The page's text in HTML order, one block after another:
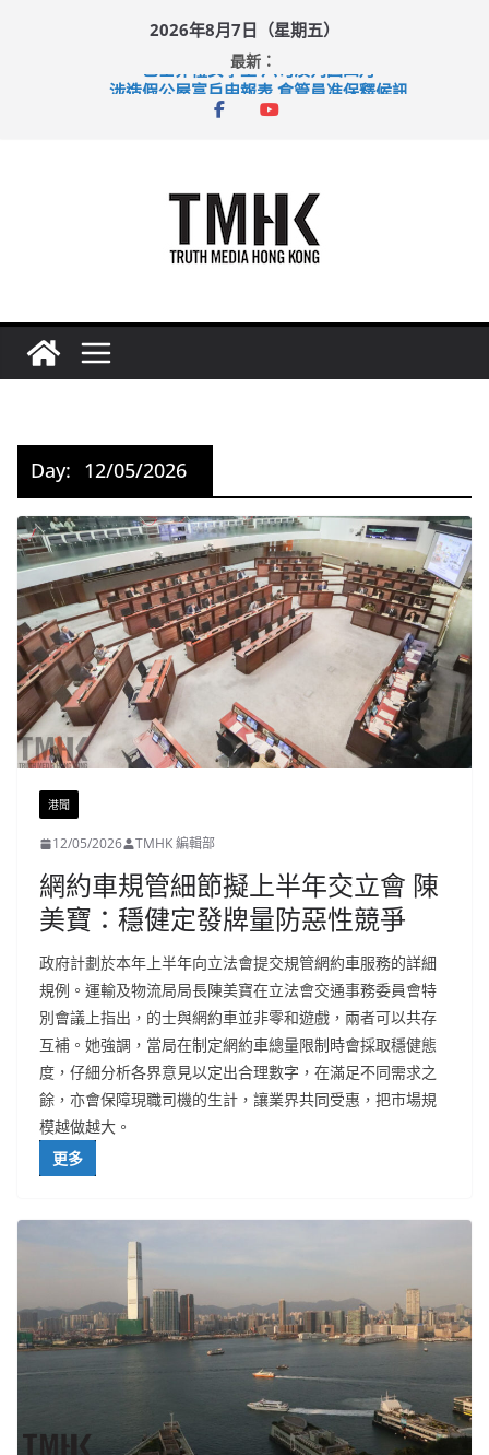
2026年8月7日（星期五）
最新：
巴士非禮女學生 六旬漢判囚四月
涉造假公屋富戶申報表 倉管員准保釋候訊
足球盛會次場激戰 祖雲達斯挫車路士
Day: 12/05/2026
港聞
12/05/2026 TMHK 編輯部
網約車規管細節擬上半年交立會 陳
美寶：穩健定發牌量防惡性競爭
政府計劃於本年上半年向立法會提交規管網約車服務的詳細
規例。運輸及物流局局長陳美寶在立法會交通事務委員會特
別會議上指出，的士與網約車並非零和遊戲，兩者可以共存
互補。她強調，當局在制定網約車總量限制時會採取穩健態
度，仔細分析各界意見以定出合理數字，在滿足不同需求之
餘，亦會保障現職司機的生計，讓業界共同受惠，把市場規
模越做越大。
更多